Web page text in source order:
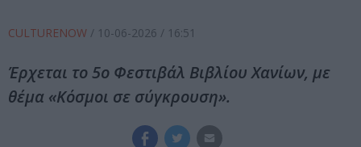
CULTURENOW / 10-06-2026 / 16:51
Έρχεται το 5ο Φεστιβάλ Βιβλίου Χανίων, με
θέμα «Κόσμοι σε σύγκρουση».